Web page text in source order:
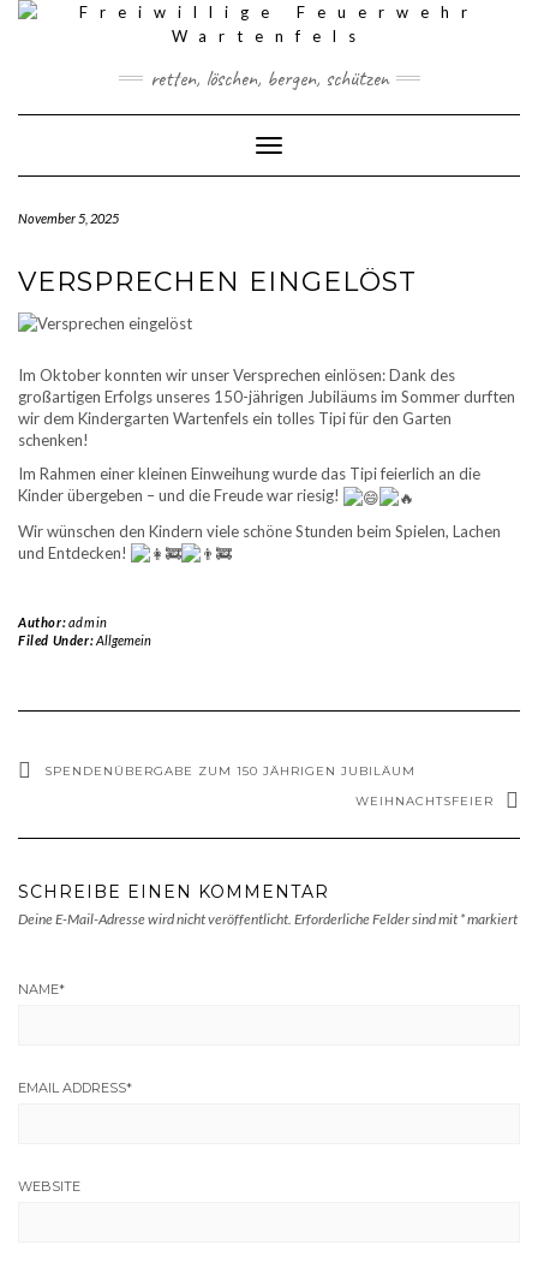
Skip
retten, löschen, bergen, schützen
Toggle Navigation
November 5, 2025
VERSPRECHEN EINGELÖST
Im Oktober konnten wir unser Versprechen einlösen: Dank des
großartigen Erfolgs unseres 150-jährigen Jubiläums im Sommer durften
wir dem Kindergarten Wartenfels ein tolles Tipi für den Garten
schenken!
Im Rahmen einer kleinen Einweihung wurde das Tipi feierlich an die
Kinder übergeben – und die Freude war riesig!
Wir wünschen den Kindern viele schöne Stunden beim Spielen, Lachen
und Entdecken!
Author:admin
Filed Under:Allgemein
SPENDENÜBERGABE ZUM 150 JÄHRIGEN JUBILÄUM
WEIHNACHTSFEIER
SCHREIBE EINEN KOMMENTAR
Deine E-Mail-Adresse wird nicht veröffentlicht. Erforderliche Felder sind mit *markiert
NAME*
EMAIL ADDRESS*
WEBSITE